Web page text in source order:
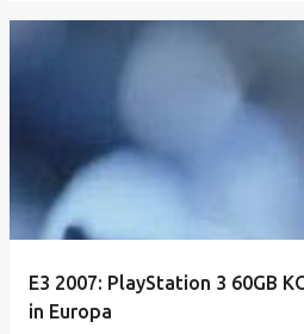
E3 2007: PlayStation 3 60GB
in Europa